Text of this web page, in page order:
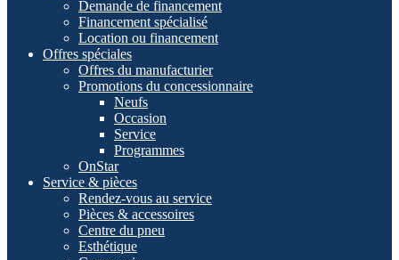
Demande de financement
Financement spécialisé
Location ou financement
Offres spéciales
Offres du manufacturier
Promotions du concessionnaire
Neufs
Occasion
Service
Programmes
OnStar
Service & pièces
Rendez-vous au service
Pièces & accessoires
Centre du pneu
Esthétique